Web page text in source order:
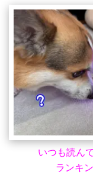
いつも読ん
ランキ